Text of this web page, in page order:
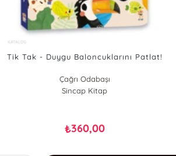
Tik Tak - Duygu Baloncuklarını Patlat!
Çağrı Odabaşı
Sincap Kitap
₺360,00